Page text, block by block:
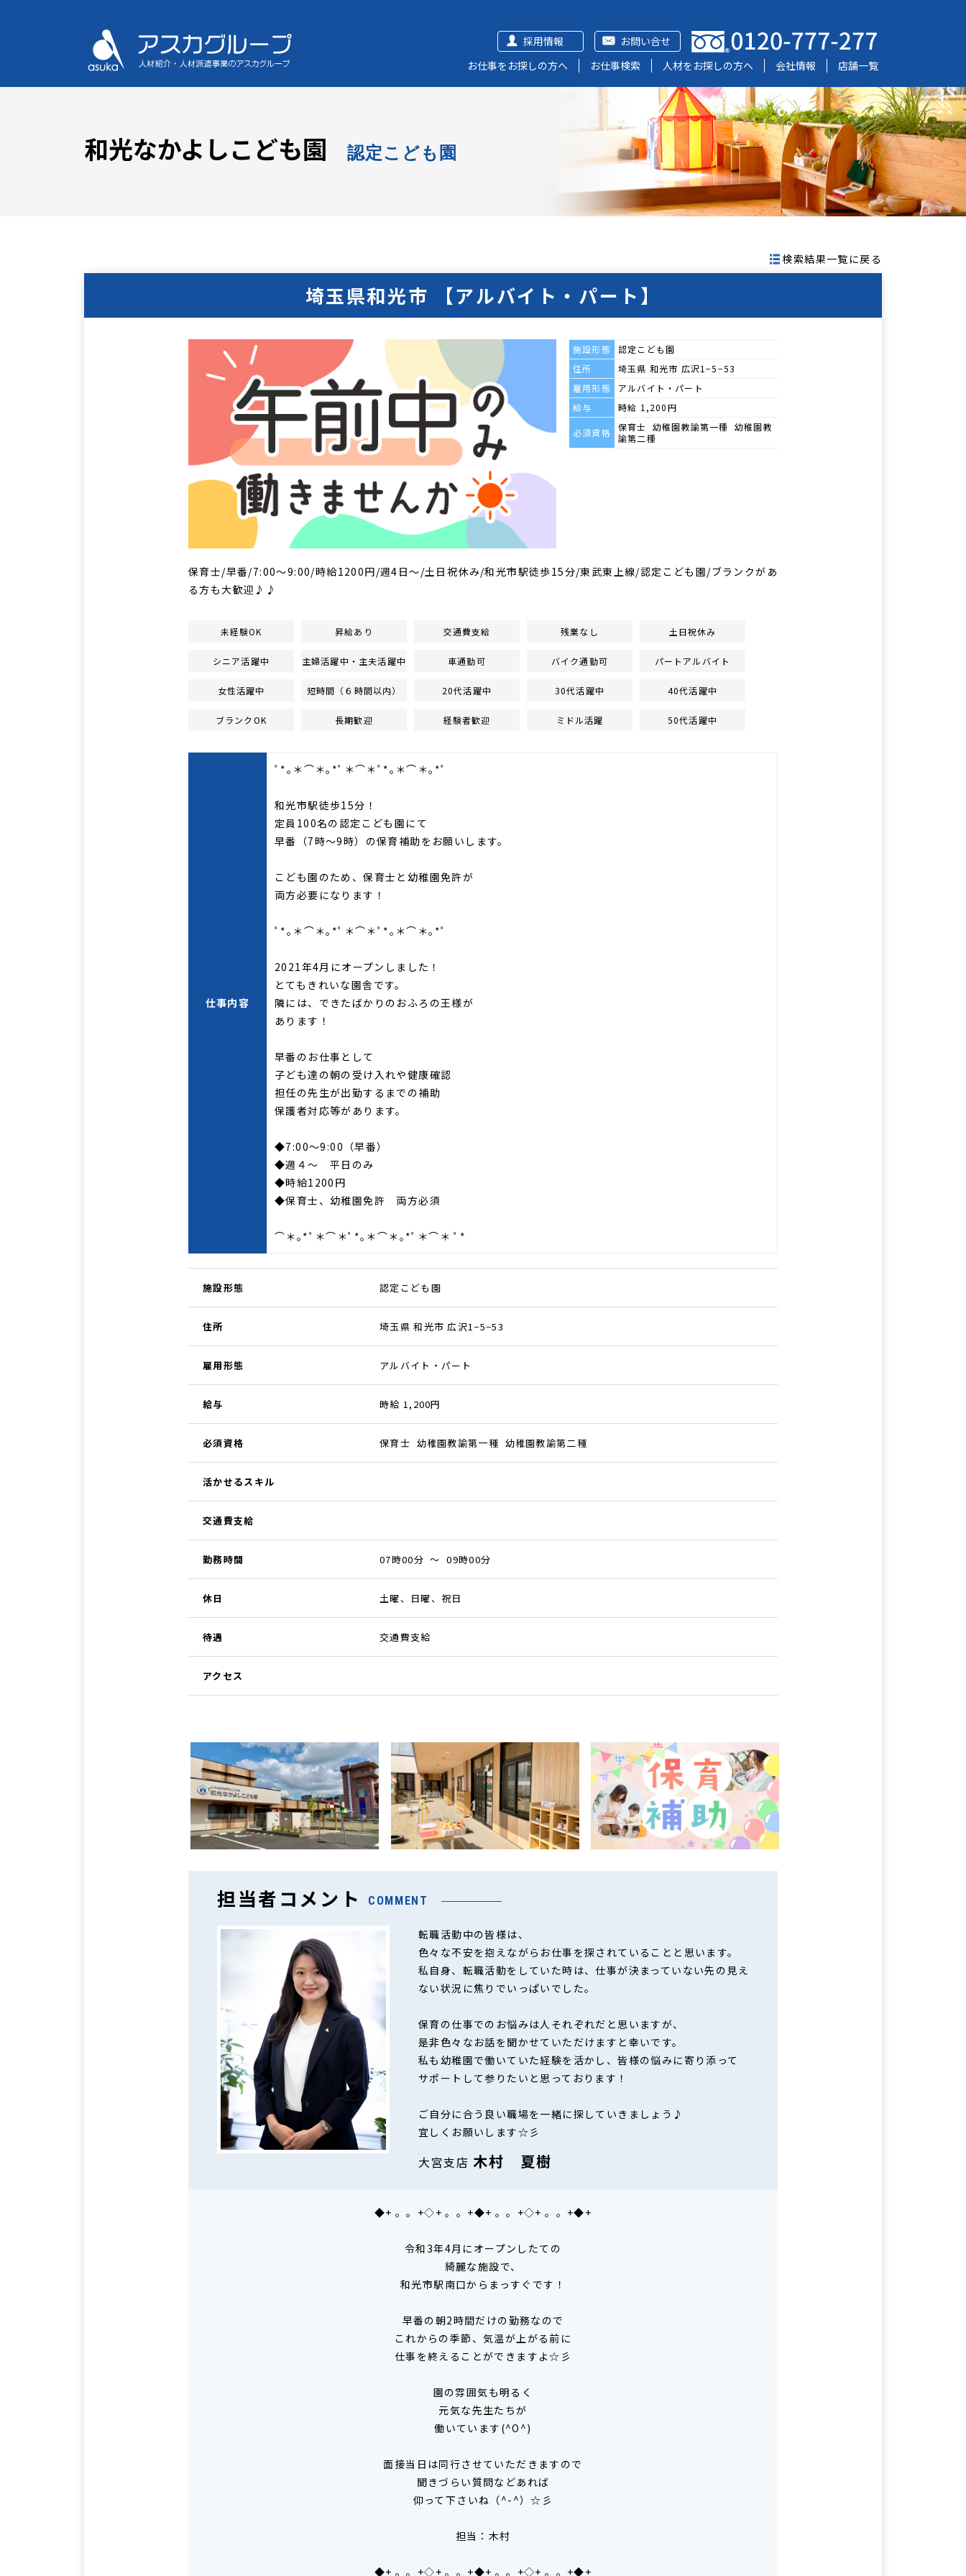
お問い合せ
採用情報
お仕事をお探しの方へ
お仕事検索 人材をお探しの方へ 会社情報 店舗一覧
和光なかよしこども園 認定こども園
検索結果一覧に戻る
埼玉県和光市 【アルバイト・パート】
施設形態
認定こども園
住所
埼玉県 和光市 広沢1−5−53
雇用形態
アルバイト・パート
給与
時給 1,200円
必須資格
保育士 幼稚園教諭第一種 幼稚園教
諭第二種
保育士/早番/7:00～9:00/時給1200円/週4日～/土日祝休み/和光市駅徒歩15分/東武東上線/認定こども園/ブランクがあ
る方も大歓迎♪♪
未経験OK 昇給あり 交通費支給 残業なし 土日祝休み
シニア活躍中 主婦活躍中・主夫活躍中 車通勤可 バイク通勤可 パートアルバイト
女性活躍中 短時間（６時間以内） 20代活躍中 30代活躍中 40代活躍中
ブランクOK 長期歓迎 経験者歓迎 ミドル活躍 50代活躍中
仕事内容
ﾟ*｡＊⌒＊｡*ﾟ＊⌒＊ﾟ*｡＊⌒＊｡*ﾟ
和光市駅徒歩15分！
定員100名の認定こども園にて
早番（7時～9時）の保育補助をお願いします。
こども園のため、保育士と幼稚園免許が
両方必要になります！
ﾟ*｡＊⌒＊｡*ﾟ＊⌒＊ﾟ*｡＊⌒＊｡*ﾟ
2021年4月にオープンしました！
とてもきれいな園舎です。
隣には、できたばかりのおふろの王様が
あります！
早番のお仕事として
子ども達の朝の受け入れや健康確認
担任の先生が出勤するまでの補助
保護者対応等があります。
◆7:00～9:00（早番）
◆週４～ 平日のみ
◆時給1200円
◆保育士、幼稚園免許 両方必須
⌒＊｡*ﾟ＊⌒＊ﾟ*｡＊⌒＊｡*ﾟ＊⌒＊ ﾟ*
施設形態 認定こども園
住所 埼玉県 和光市 広沢1−5−53
雇用形態 アルバイト・パート
給与 時給 1,200円
必須資格 保育士 幼稚園教諭第一種 幼稚園教諭第二種
活かせるスキル
交通費支給
勤務時間 07時00分 ～ 09時00分
休日 土曜、日曜、祝日
待遇 交通費支給
アクセス
担当者コメント COMMENT
転職活動中の皆様は、
色々な不安を抱えながらお仕事を探されていることと思います。
私自身、転職活動をしていた時は、仕事が決まっていない先の見え
ない状況に焦りでいっぱいでした。
保育の仕事でのお悩みは人それぞれだと思いますが、
是非色々なお話を聞かせていただけますと幸いです。
私も幼稚園で働いていた経験を活かし、皆様の悩みに寄り添って
サポートして参りたいと思っております！
ご自分に合う良い職場を一緒に探していきましょう♪
宜しくお願いします☆彡
大宮支店 木村 夏樹
◆+ 。。+◇+ 。。+◆+ 。。+◇+ 。。+◆+
令和3年4月にオープンしたての
綺麗な施設で、
和光市駅南口からまっすぐです！
早番の朝2時間だけの勤務なので
これからの季節、気温が上がる前に
仕事を終えることができますよ☆彡
園の雰囲気も明るく
元気な先生たちが
働いています(^O^)
面接当日は同行させていただきますので
聞きづらい質問などあれば
仰って下さいね（^-^）☆彡
担当：木村
◆+ 。。+◇+ 。。+◆+ 。。+◇+ 。。+◆+